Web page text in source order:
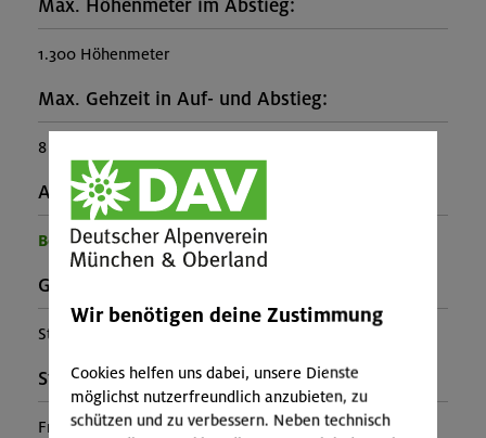
Max. Höhenmeter im Abstieg:
1.300 Höhenmeter
Max. Gehzeit in Auf- und Abstieg:
8 Stunden
Ausrüstung:
Benötigte Ausrüstung für diese Veranstaltung
Gebirgsgruppe:
Stubaier Alpen
Stützpunkt:
Franz-Senn-Hütte
Wir benötigen deine Zustimmung
Cookies helfen uns dabei, unsere Dienste
möglichst nutzerfreundlich anzubieten, zu
schützen und zu verbessern. Neben technisch